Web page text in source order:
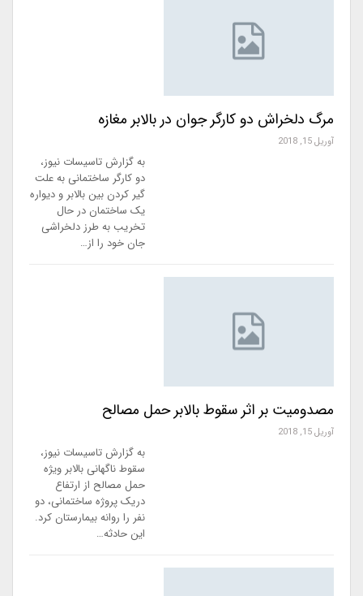
مرگ دلخراش دو کارگر جوان در بالابر مغازه
آوریل 15, 2018
به گزارش تاسیسات نیوز،
دو کارگر ساختمانی به علت
گیر کردن بین بالابر و دیواره
یک ساختمان در حال
تخریب به طرز دلخراشی
جان خود را از…
مصدومیت بر اثر سقوط بالابر حمل مصالح
آوریل 15, 2018
به گزارش تاسیسات نیوز،
سقوط ناگهانی بالابر ویژه
حمل مصالح از ارتفاع
دریک پروژه ساختمانی، دو
نفر را روانه بیمارستان کرد.
این حادثه…